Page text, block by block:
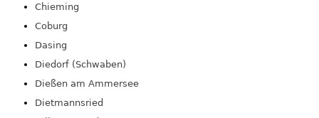
Chieming
Coburg
Dasing
Diedorf (Schwaben)
Dießen am Ammersee
Dietmannsried